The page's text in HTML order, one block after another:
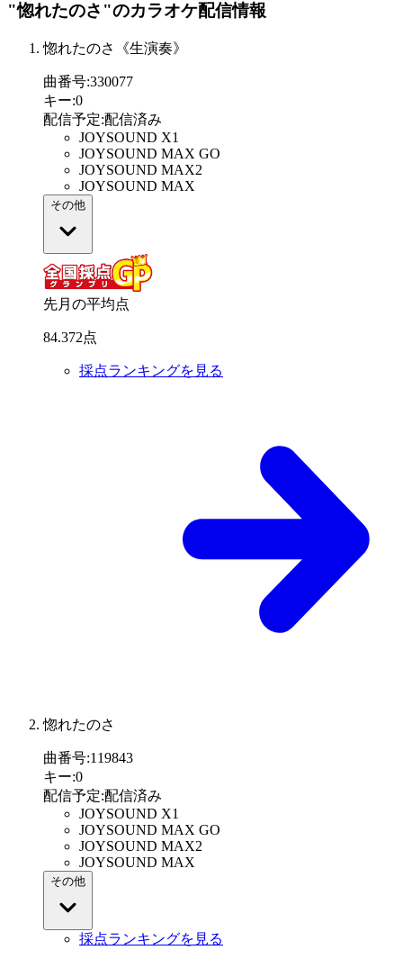
"惚れたのさ"のカラオケ配信情報
惚れたのさ《生演奏》
曲番号:330077
キー:0
配信予定:配信済み
JOYSOUND X1
JOYSOUND MAX GO
JOYSOUND MAX2
JOYSOUND MAX
その他
先月の平均点
84.372点
採点ランキングを見る
惚れたのさ
曲番号:119843
キー:0
配信予定:配信済み
JOYSOUND X1
JOYSOUND MAX GO
JOYSOUND MAX2
JOYSOUND MAX
その他
採点ランキングを見る